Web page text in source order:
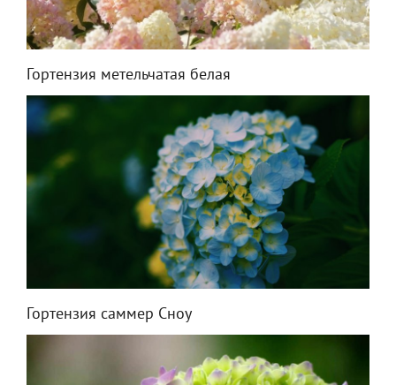
Гортензия метельчатая белая
Гортензия саммер Сноу